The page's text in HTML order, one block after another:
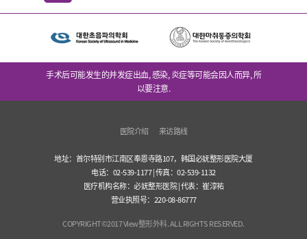
手术后可能发生的并发症出血, 感染, 炎症等可能会因人而异, 所
以要注意.
医院介绍 来访路线
地址：首尔特别市江南区奉恩寺路107，韩国必妩整形医院大厦
电话：02-539-1177 | 传真：02-539-1132
医疗机构名称：必妩整形医院 | 代表：崔淳祐
营业执照号：220-08-86777
COPYRIGHT©2017 View整形外科. ALL RIGHTS RESERVED.